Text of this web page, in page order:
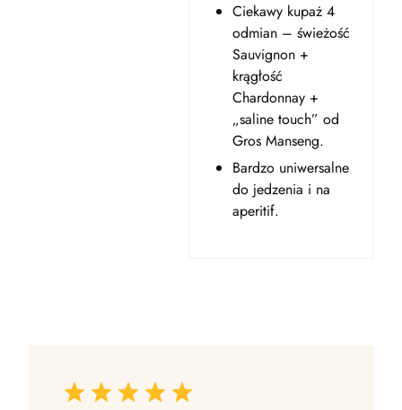
Ciekawy kupaż 4
odmian – świeżość
Sauvignon +
krągłość
Chardonnay +
„saline touch” od
Gros Manseng.
Bardzo uniwersalne
do jedzenia i na
aperitif.